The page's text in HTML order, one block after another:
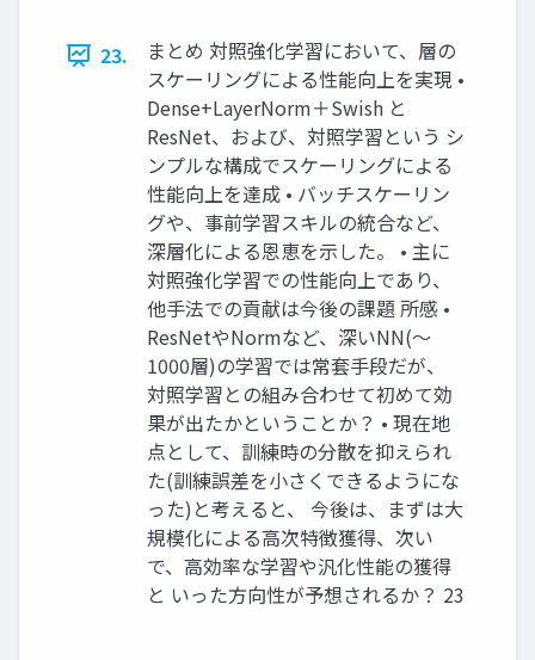
23.
まとめ 対照強化学習において、層の
スケーリングによる性能向上を実現 •
Dense+LayerNorm＋Swish と
ResNet、および、対照学習という シ
ンプルな構成でスケーリングによる
性能向上を達成 • バッチスケーリン
グや、事前学習スキルの統合など、
深層化による恩恵を示した。 • 主に
対照強化学習での性能向上であり、
他手法での貢献は今後の課題 所感 •
ResNetやNormなど、深いNN(～
1000層)の学習では常套手段だが、
対照学習との組み合わせて初めて効
果が出たかということか？ • 現在地
点として、訓練時の分散を抑えられ
た(訓練誤差を小さくできるようにな
った)と考えると、 今後は、まずは大
規模化による高次特徴獲得、次い
で、高効率な学習や汎化性能の獲得
と いった方向性が予想されるか？ 23